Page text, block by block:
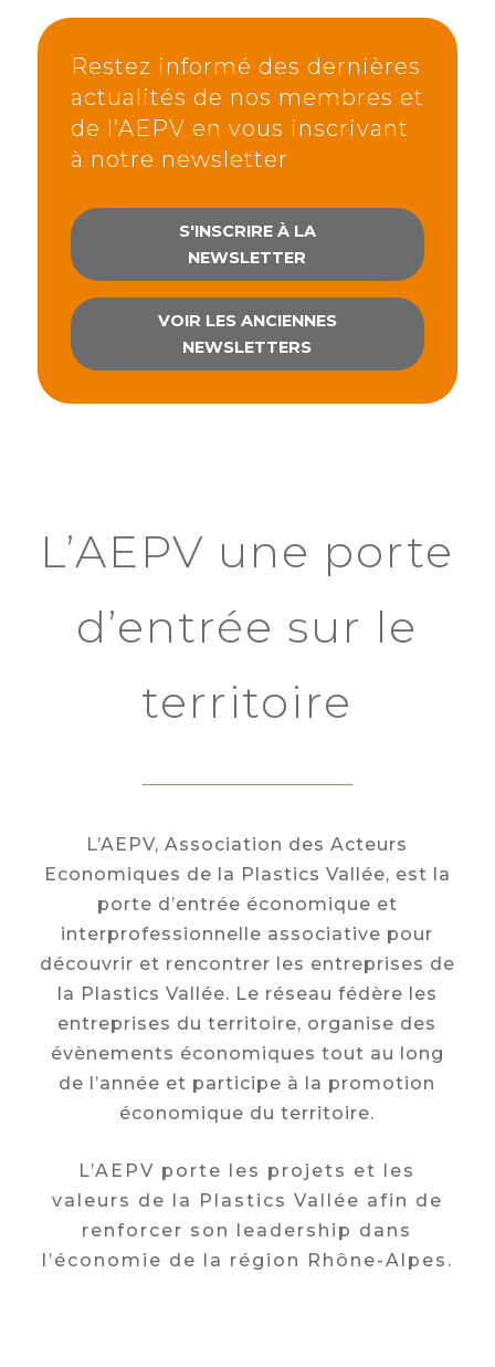
Restez informé des dernières
actualités de nos membres et
de l’AEPV en vous inscrivant
à notre newsletter
S'INSCRIRE À LA
NEWSLETTER
VOIR LES ANCIENNES
NEWSLETTERS
L’AEPV une porte
d’entrée sur le
territoire
L’AEPV, Association des Acteurs
Economiques de la Plastics Vallée, est la
porte d’entrée économique et
interprofessionnelle associative pour
découvrir et rencontrer les entreprises de
la Plastics Vallée. Le réseau fédère les
entreprises du territoire, organise des
évènements économiques tout au long
de l’année et participe à la promotion
économique du territoire.
L’AEPV porte les projets et les
valeurs de la Plastics Vallée afin de
renforcer son leadership dans
l’économie de la région Rhône-Alpes.